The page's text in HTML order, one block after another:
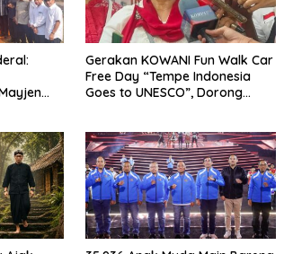
Gerakan KOWANI Fun Walk Car
Free Day “Tempe Indonesia
Goes to UNESCO”, Dorong